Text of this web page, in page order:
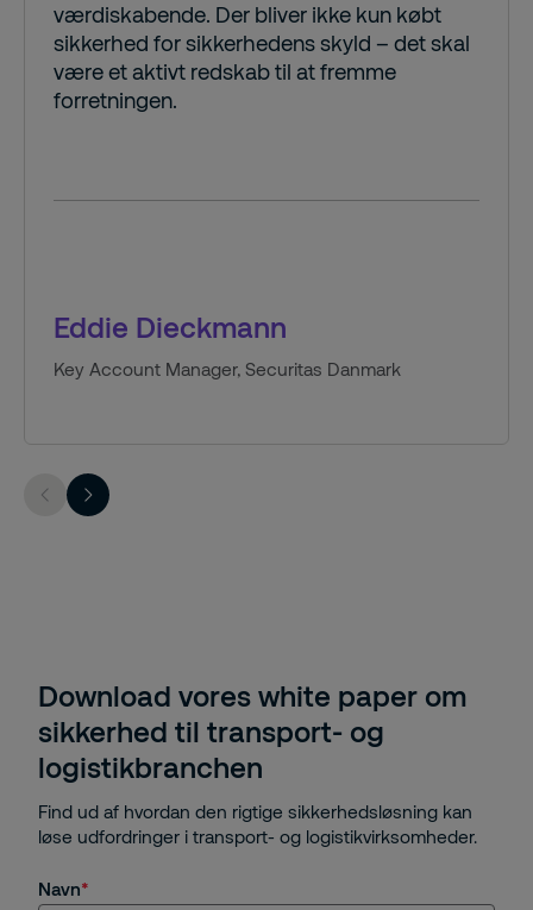
værdiskabende. Der bliver ikke kun købt
sikkerhed for sikkerhedens skyld – det skal
være et aktivt redskab til at fremme
forretningen.
Eddie Dieckmann
Key Account Manager, Securitas Danmark
Download vores white paper om
sikkerhed til transport- og
logistikbranchen
Find ud af hvordan den rigtige sikkerhedsløsning kan
løse udfordringer i transport- og logistikvirksomheder.
Navn